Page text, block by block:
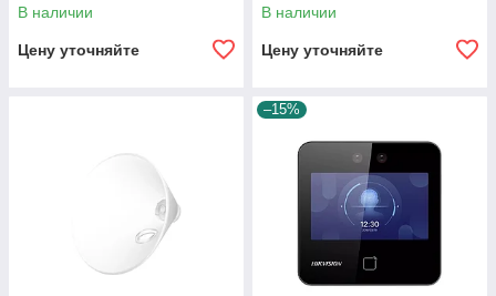
В наличии
Цену уточняйте
В наличии
Цену уточняйте
–15%